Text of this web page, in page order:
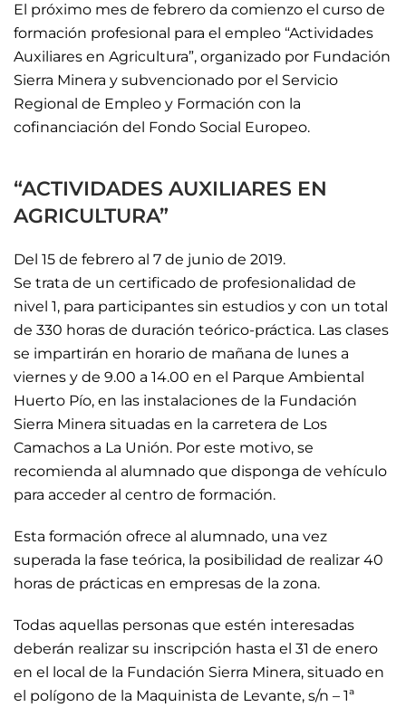
El próximo mes de febrero da comienzo el curso de
formación profesional para el empleo “Actividades
Auxiliares en Agricultura”, organizado por Fundación
Sierra Minera y subvencionado por el Servicio
Regional de Empleo y Formación con la
cofinanciación del Fondo Social Europeo.
“ACTIVIDADES AUXILIARES EN
AGRICULTURA”
Del 15 de febrero al 7 de junio de 2019.
Se trata de un certificado de profesionalidad de
nivel 1, para participantes sin estudios y con un total
de 330 horas de duración teórico-práctica. Las clases
se impartirán en horario de mañana de lunes a
viernes y de 9.00 a 14.00 en el Parque Ambiental
Huerto Pío, en las instalaciones de la Fundación
Sierra Minera situadas en la carretera de Los
Camachos a La Unión. Por este motivo, se
recomienda al alumnado que disponga de vehículo
para acceder al centro de formación.
Esta formación ofrece al alumnado, una vez
superada la fase teórica, la posibilidad de realizar 40
horas de prácticas en empresas de la zona.
Todas aquellas personas que estén interesadas
deberán realizar su inscripción hasta el 31 de enero
en el local de la Fundación Sierra Minera, situado en
el polígono de la Maquinista de Levante, s/n – 1ª